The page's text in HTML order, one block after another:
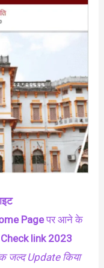
Pageपर आने के
link 2023
जल्द Update किया